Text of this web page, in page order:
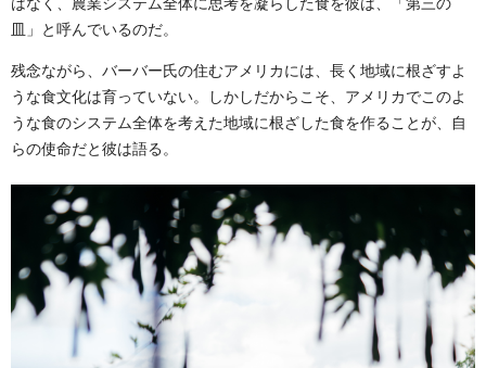
皿」と呼んでいるのだ。
残念ながら、バーバー氏の住むアメリカには、長く地域に根ざすよ
うな食文化は育っていない。しかしだからこそ、アメリカでこのよ
うな食のシステム全体を考えた地域に根ざした食を作ることが、自
らの使命だと彼は語る。